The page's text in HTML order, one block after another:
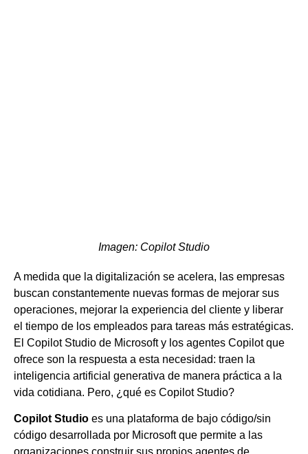
Imagen: Copilot Studio
A medida que la digitalización se acelera, las empresas
buscan constantemente nuevas formas de mejorar sus
operaciones, mejorar la experiencia del cliente y liberar
el tiempo de los empleados para tareas más estratégicas.
El Copilot Studio de Microsoft y los agentes Copilot que
ofrece son la respuesta a esta necesidad: traen la
inteligencia artificial generativa de manera práctica a la
vida cotidiana. Pero, ¿qué es Copilot Studio?
Copilot Studio es una plataforma de bajo código/sin
código desarrollada por Microsoft que permite a las